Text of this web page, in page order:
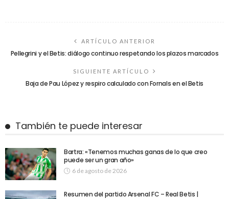
ARTÍCULO ANTERIOR
Pellegrini y el Betis: diálogo continuo respetando los plazos marcados
SIGUIENTE ARTÍCULO
Baja de Pau López y respiro calculado con Fornals en el Betis
También te puede interesar
Bartra: «Tenemos muchas ganas de lo que creo
puede ser un gran año»
6 de agosto de 2026
Resumen del partido Arsenal FC – Real Betis |